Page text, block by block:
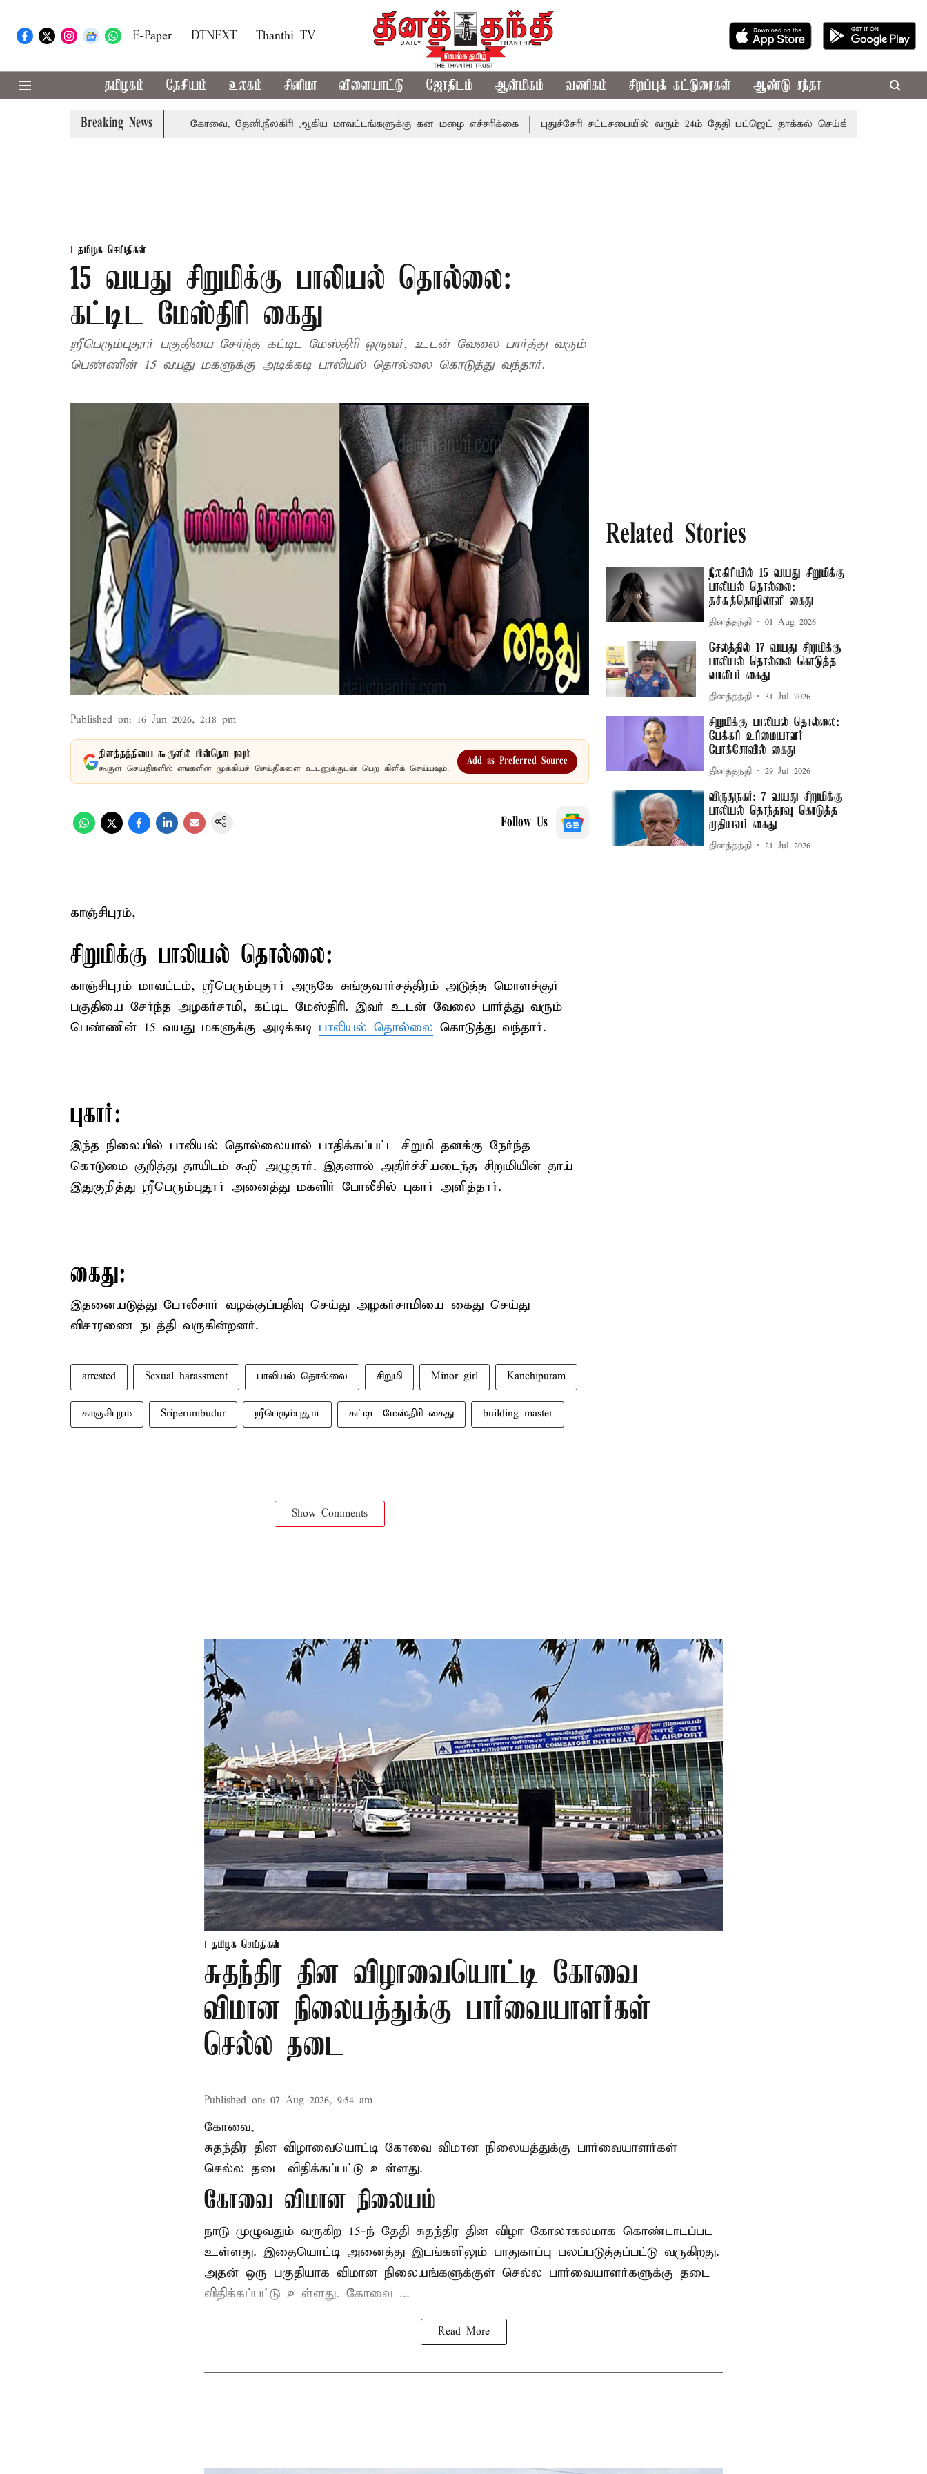
E-Paper DTNEXT Thanthi TV
தமிழகம் தேசியம் உலகம் சினிமா விளையாட்டு ஜோதிடம் ஆன்மிகம் வணிகம் சிறப்புக் கட்டுரைகள் ஆண்டு சந்தா
Breaking News
வாபஸ் பெற்றார் சங்கீதா கோவை, தேனி,நீலகிரி ஆகிய மாவட்டங்களுக்கு கன மழை எச்சரிக்கை புதுச்சேரி சட்டசபையில் வரும் 24ம் தேதி பட்ஜெட் தாக்கல் செய்கிறார் முதல்-அமைச்சர்
தமிழக செய்திகள்
15 வயது சிறுமிக்கு பாலியல் தொல்லை:
கட்டிட மேஸ்திரி கைது
ஸ்ரீபெரும்புதூர் பகுதியை சேர்ந்த கட்டிட மேஸ்திரி ஒருவர், உடன் வேலை பார்த்து வரும்
பெண்ணின் 15 வயது மகளுக்கு அடிக்கடி பாலியல் தொல்லை கொடுத்து வந்தார்.
Published on: 16 Jun 2026, 2:18 pm
தினத்தந்தியை கூகுளில் பின்தொடரவும்
கூகுள் செய்திகளில் எங்களின் முக்கியச் செய்திகளை உடனுக்குடன் பெற கிளிக் செய்யவும்.
Add as Preferred Source
Follow Us
காஞ்சிபுரம்,
சிறுமிக்கு பாலியல் தொல்லை:
காஞ்சிபுரம் மாவட்டம், ஸ்ரீபெரும்புதூர் அருகே சுங்குவார்சத்திரம் அடுத்த மொளச்சூர்
பகுதியை சேர்ந்த அழகர்சாமி, கட்டிட மேஸ்திரி. இவர் உடன் வேலை பார்த்து வரும்
பெண்ணின் 15 வயது மகளுக்கு அடிக்கடி பாலியல் தொல்லை கொடுத்து வந்தார்.
புகார்:
இந்த நிலையில் பாலியல் தொல்லையால் பாதிக்கப்பட்ட சிறுமி தனக்கு நேர்ந்த
கொடுமை குறித்து தாயிடம் கூறி அழுதார். இதனால் அதிர்ச்சியடைந்த சிறுமியின் தாய்
இதுகுறித்து ஸ்ரீபெரும்புதூர் அனைத்து மகளிர் போலீசில் புகார் அளித்தார்.
கைது:
இதனையடுத்து போலீசார் வழக்குப்பதிவு செய்து அழகர்சாமியை கைது செய்து
விசாரணை நடத்தி வருகின்றனர்.
arrested Sexual harassment பாலியல் தொல்லை சிறுமி Minor girl Kanchipuram
காஞ்சிபுரம் Sriperumbudur ஸ்ரீபெரும்புதூர் கட்டிட மேஸ்திரி கைது building master
Show Comments
Related Stories
நீலகிரியில் 15 வயது சிறுமிக்கு
பாலியல் தொல்லை:
தச்சுத்தொழிலாளி கைது
தினத்தந்தி 01 Aug 2026
சேலத்தில் 17 வயது சிறுமிக்கு
பாலியல் தொல்லை கொடுத்த
வாலிபர் கைது
தினத்தந்தி 31 Jul 2026
சிறுமிக்கு பாலியல் தொல்லை:
பேக்கரி உரிமையாளர்
போக்சோவில் கைது
தினத்தந்தி 29 Jul 2026
விருதுநகர்: 7 வயது சிறுமிக்கு
பாலியல் தொந்தரவு கொடுத்த
முதியவர் கைது
தினத்தந்தி 21 Jul 2026
தமிழக செய்திகள்
சுதந்திர தின விழாவையொட்டி கோவை
விமான நிலையத்துக்கு பார்வையாளர்கள்
செல்ல தடை
Published on: 07 Aug 2026, 9:54 am
கோவை,
சுதந்திர தின விழாவையொட்டி கோவை விமான நிலையத்துக்கு பார்வையாளர்கள்
செல்ல தடை விதிக்கப்பட்டு உள்ளது.
கோவை விமான நிலையம்
நாடு முழுவதும் வருகிற 15-ந் தேதி சுதந்திர தின விழா கோலாகலமாக கொண்டாடப்பட
உள்ளது. இதையொட்டி அனைத்து இடங்களிலும் பாதுகாப்பு பலப்படுத்தப்பட்டு வருகிறது.
அதன் ஒரு பகுதியாக விமான நிலையங்களுக்குள் செல்ல பார்வையாளர்களுக்கு தடை
விதிக்கப்பட்டு உள்ளது. கோவை ...
Read More